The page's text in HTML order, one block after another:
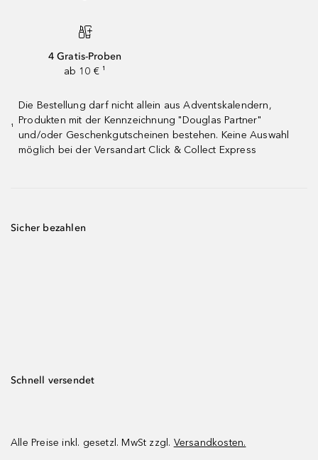
4 Gratis-Proben
ab 10 € ¹
¹
Die Bestellung darf nicht allein aus Adventskalendern,
Produkten mit der Kennzeichnung "Douglas Partner"
und/oder Geschenkgutscheinen bestehen. Keine Auswahl
möglich bei der Versandart Click & Collect Express
Sicher bezahlen
Schnell versendet
Alle Preise inkl. gesetzl. MwSt zzgl. Versandkosten.